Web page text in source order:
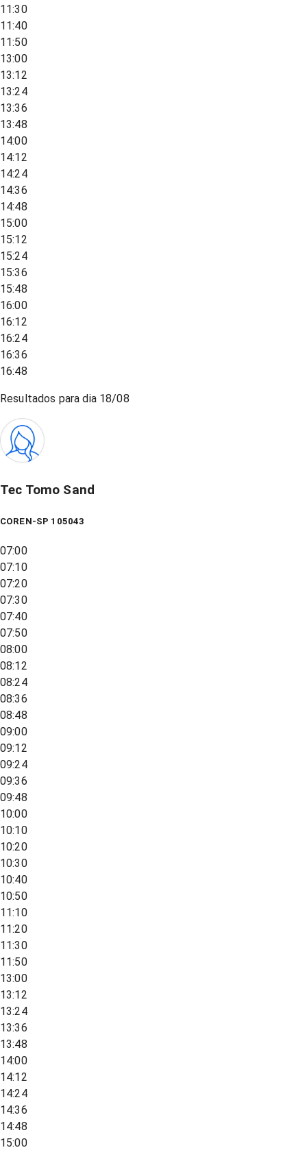
11:30
11:40
11:50
13:00
13:12
13:24
13:36
13:48
14:00
14:12
14:24
14:36
14:48
15:00
15:12
15:24
15:36
15:48
16:00
16:12
16:24
16:36
16:48
Resultados para dia 18/08
Tec Tomo Sand
COREN-SP 105043
07:00
07:10
07:20
07:30
07:40
07:50
08:00
08:12
08:24
08:36
08:48
09:00
09:12
09:24
09:36
09:48
10:00
10:10
10:20
10:30
10:40
10:50
11:10
11:20
11:30
11:50
13:00
13:12
13:24
13:36
13:48
14:00
14:12
14:24
14:36
14:48
15:00